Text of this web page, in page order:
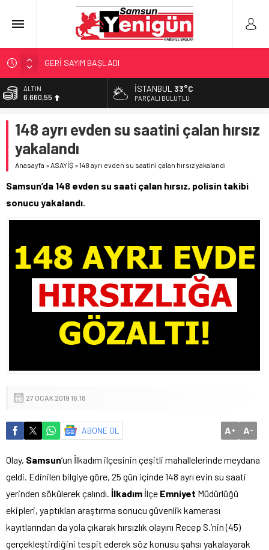
GERİ SAYIM BAŞLADI
SAMSUNSPOR’DA HEDEF 5’İNCİLİK!
‘BAFRA’YA YATIRIM YAPIN!’
YÖNETİCİ SEÇERKEN YAPILAN EN BÜYÜK HATALAR
ALTIN
6.660,55
13.779,39
DOLAR
47,7111
55,1881
İSTANBUL 33°C
PARÇALI BULUTLU
148 ayrı evden su saatini çalan hırsız
yakalandı
Anasayfa »ASAYİŞ »148 ayrı evden su saatini çalan hırsız yakalandı
Samsun’da 148 evden su saati çalan hırsız, polisin takibi
sonucu yakalandı.
27 OCAK 2019 16:18
ABONE OL A+ A-
Olay, Samsun‘un İlkadım ilçesinin çeşitli mahallelerinde meydana
geldi. Edinilen bilgiye göre, 25 gün içinde 148 ayrı evin su saati
yerinden sökülerek çalındı. İlkadım İlçe Emniyet Müdürlüğü
ekipleri, yaptıkları araştırma sonucu güvenlik kamerası
kayıtlarından da yola çıkarak hırsızlık olayını Recep S.’nin (45)
gerçekleştirdiğini tespit ederek söz konusu şahsı yakalayarak